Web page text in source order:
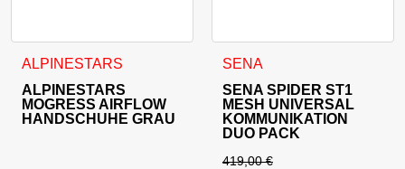
ALPINESTARS
ALPINESTARS
MOGRESS AIRFLOW
HANDSCHUHE GRAU
Dieses Produkt weist mehrere Varianten auf. Die Optionen
SENA
SENA SPIDER ST1
MESH UNIVERSAL
KOMMUNIKATION
DUO PACK
419,00€